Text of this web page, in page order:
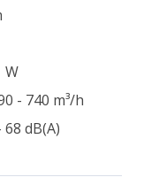
W
- 740 m³/h
dB(A)